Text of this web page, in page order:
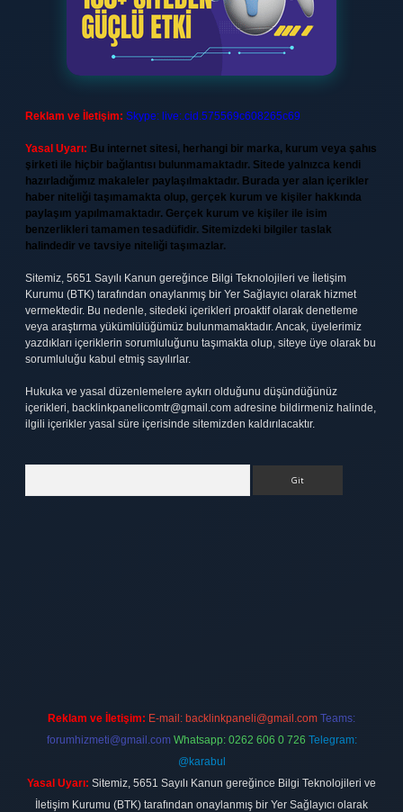
Reklam ve İletişim: Skype: live:.cid.575569c608265c69
Yasal Uyarı: Bu internet sitesi, herhangi bir marka, kurum veya şahıs
şirketi ile hiçbir bağlantısı bulunmamaktadır. Sitede yalnızca kendi
hazırladığımız makaleler paylaşılmaktadır. Burada yer alan içerikler
haber niteliği taşımamakta olup, gerçek kurum ve kişiler hakkında
paylaşım yapılmamaktadır. Gerçek kurum ve kişiler ile isim
benzerlikleri tamamen tesadüfidir. Sitemizdeki bilgiler taslak
halindedir ve tavsiye niteliği taşımazlar.
Sitemiz, 5651 Sayılı Kanun gereğince Bilgi Teknolojileri ve İletişim
Kurumu (BTK) tarafından onaylanmış bir Yer Sağlayıcı olarak hizmet
vermektedir. Bu nedenle, sitedeki içerikleri proaktif olarak denetleme
veya araştırma yükümlülüğümüz bulunmamaktadır. Ancak, üyelerimiz
yazdıkları içeriklerin sorumluluğunu taşımakta olup, siteye üye olarak bu
sorumluluğu kabul etmiş sayılırlar.
Hukuka ve yasal düzenlemelere aykırı olduğunu düşündüğünüz
içerikleri, backlinkpanelicomtr@gmail.com adresine bildirmeniz halinde,
ilgili içerikler yasal süre içerisinde sitemizden kaldırılacaktır.
Reklam ve İletişim: E-mail: backlinkpaneli@gmail.com Teams:
forumhizmeti@gmail.com Whatsapp: 0262 606 0 726 Telegram:
@karabul
Yasal Uyarı: Sitemiz, 5651 Sayılı Kanun gereğince Bilgi Teknolojileri ve
İletişim Kurumu (BTK) tarafından onaylanmış bir Yer Sağlayıcı olarak